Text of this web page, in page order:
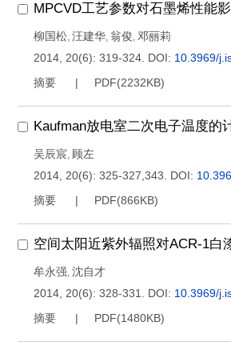
MPCVD工艺参数对石墨烯性能
柳国松, 汪建华, 翁俊, 邓丽莉
2014, 20(6): 319-324. DOI: 10.3969/
摘要
PDF(2232KB)
Kaufman放电室二次电子温度的
吴辰宸, 顾左
2014, 20(6): 325-327,343.
DOI:
摘要
PDF(866KB)
空间太阳近紫外辐照对ACR-1白
牟永强, 沈自才
2014, 20(6): 328-331.
DOI: 10.3969/
摘要
PDF(1480KB)